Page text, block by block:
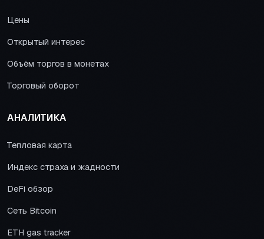
Цены
Открытый интерес
Объём торгов в монетах
Торговый оборот
АНАЛИТИКА
Тепловая карта
Индекс страха и жадности
DeFi обзор
Сеть Bitcoin
ETH gas tracker